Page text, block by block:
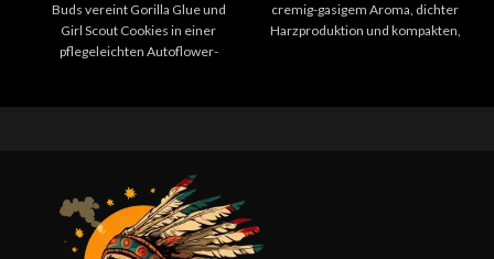
Buds vereint Gorilla Glue und
Girl Scout Cookies in einer
pflegeleichten Autoflower-
Ertrag von bis zu 600 g/m²
indoor und ist in ca. 10 Wochen
erntereif. Die Sorte eignet sich
sowohl für Anfänger als auch
cremig-gasigem Aroma, dichter
Harzproduktion und kompakten,
🔥Qualität & Besonderheiten: ca.